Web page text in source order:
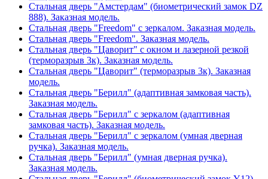
Стальная дверь "Амстердам" (биометрический замок DZ
888). Заказная модель.
Стальная дверь "Freedom" с зеркалом. Заказная модель.
Стальная дверь "Freedom". Заказная модель.
Стальная дверь "Цаворит" с окном и лазерной резкой
(терморазрыв 3к). Заказная модель.
Стальная дверь "Цаворит" (терморазрыв 3к). Заказная
модель.
Стальная дверь "Берилл" (адаптивная замковая часть).
Заказная модель.
Стальная дверь "Берилл" с зеркалом (адаптивная
замковая часть). Заказная модель.
Стальная дверь "Берилл" с зеркалом (умная дверная
ручка). Заказная модель.
Стальная дверь "Берилл" (умная дверная ручка).
Заказная модель.